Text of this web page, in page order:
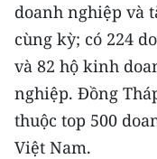
Media Y tế
Media Khoa học -
Media Môi trường
Ảnh
doanh nghiệp và
cùng kỳ; có 224
và 82 hộ kinh
nghiệp. Đồng
thuộc top 500
Việt Nam.